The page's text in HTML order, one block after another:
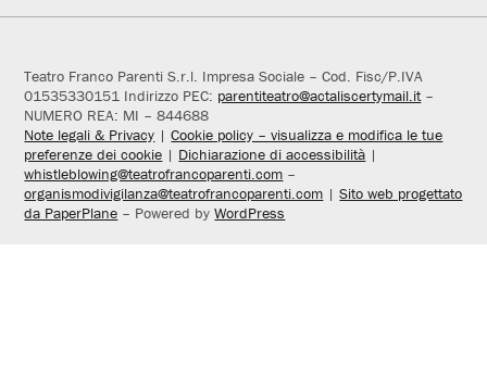
Teatro Franco Parenti S.r.l. Impresa Sociale – Cod. Fisc/P.IVA
01535330151 Indirizzo PEC: parentiteatro@actaliscertymail.it–
NUMERO REA: MI – 844688
Note legali & Privacy |Cookie policy – visualizza e modifica le tue
preferenze dei cookie | Dichiarazione di accessibilità |
whistleblowing@teatrofrancoparenti.com –
organismodivigilanza@teatrofrancoparenti.com |Sito web progettato
da PaperPlane – Powered byWordPress